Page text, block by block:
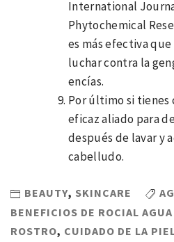
International
Phytochemical
es más efectiva
luchar contra la
encías.
Por último si tienes
eficaz aliado para
después de lavar y
cabelludo.
BEAUTY, SKINCARE
BENEFICIOS DE ROCIAL
ROSTRO, CUIDADO DE LA